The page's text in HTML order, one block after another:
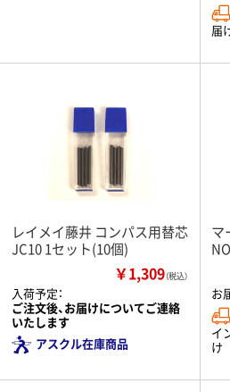
届
レイメイ藤井 コンパス用替芯
JC10 1セット(10個)
￥1,309（税込）
入荷予定：
ご注文後、お届けについてご連絡
いたします
アスクル在庫商品
マ
お
イ
け